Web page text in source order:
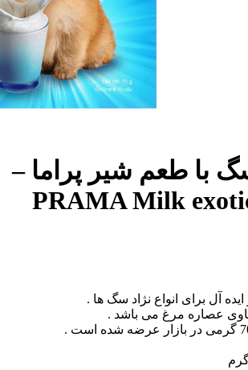
با طعم شیر پراما –
PRAMA Milk
آل برای انواع نژاد سگ ها .
عصاره مرغ می باشد .